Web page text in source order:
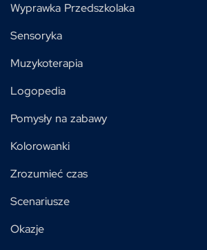
Wyprawka Przedszkolaka
Sensoryka
Muzykoterapia
Logopedia
Pomysły na zabawy
Kolorowanki
Zrozumieć czas
Scenariusze
Okazje